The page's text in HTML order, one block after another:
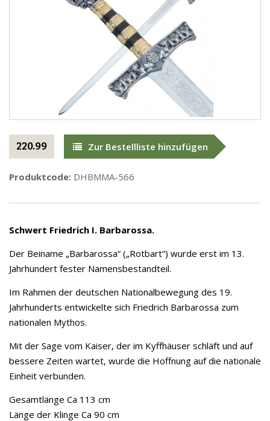
220.99 Zur Bestellliste hinzufügen
Produktcode: DHBMMA-566
Schwert Friedrich I. Barbarossa.
Der Beiname „Barbarossa“ („Rotbart“) wurde erst im 13.
Jahrhundert fester Namensbestandteil.
Im Rahmen der deutschen Nationalbewegung des 19.
Jahrhunderts entwickelte sich Friedrich Barbarossa zum
nationalen Mythos.
Mit der Sage vom Kaiser, der im Kyffhäuser schläft und auf
bessere Zeiten wartet, wurde die Hoffnung auf die nationale
Einheit verbunden.
Gesamtlänge Ca 113 cm
Länge der Klinge Ca 90 cm